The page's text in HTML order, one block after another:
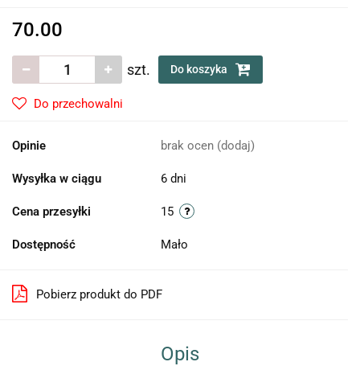
70.00
szt. Do koszyka
Do przechowalni
Opinie brak ocen (dodaj)
Wysyłka w ciągu 6 dni
Cena przesyłki 15
Dostępność Mało
Pobierz produkt do PDF
Opis